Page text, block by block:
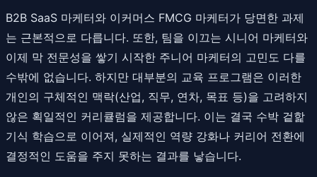
B2B SaaS 마케터와 이커머스 FMCG 마케터가 당면한 과제
는 근본적으로 다릅니다. 또한, 팀을 이끄는 시니어 마케터와
이제 막 전문성을 쌓기 시작한 주니어 마케터의 고민도 다를
수밖에 없습니다. 하지만 대부분의 교육 프로그램은 이러한
개인의 구체적인 맥락(산업, 직무, 연차, 목표 등)을 고려하지
않은 획일적인 커리큘럼을 제공합니다. 이는 결국 수박 겉핥
기식 학습으로 이어져, 실제적인 역량 강화나 커리어 전환에
결정적인 도움을 주지 못하는 결과를 낳습니다.